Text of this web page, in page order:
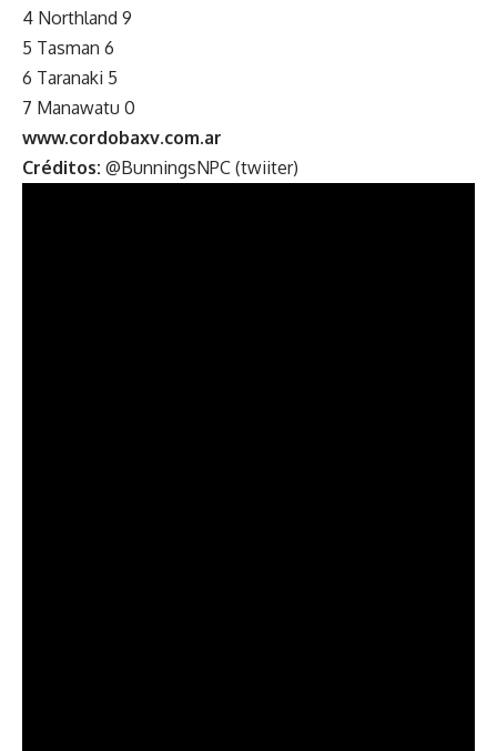
4 Northland 9
5 Tasman 6
6 Taranaki 5
7 Manawatu 0
www.cordobaxv.com.ar
Créditos: @BunningsNPC (twiiter)